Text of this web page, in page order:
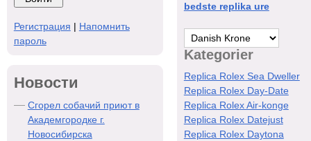
bedste replika ure
Kategorier
Replica Rolex Sea Dweller
Replica Rolex Day-Date
Replica Rolex Air-konge
Replica Rolex Datejust
Replica Rolex Daytona
Регистрация | Напомнить
пароль
Новости
Сгорел собачий приют в
Академгородке г.
Новосибирска